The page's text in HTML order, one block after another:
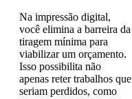
Na impressão digital,
você elimina a barreira da
tiragem mínima para
viabilizar um orçamento.
Isso possibilita não
apenas reter trabalhos que
seriam perdidos, como